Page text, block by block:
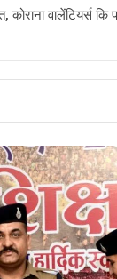
कोराना वालेंटियर्स